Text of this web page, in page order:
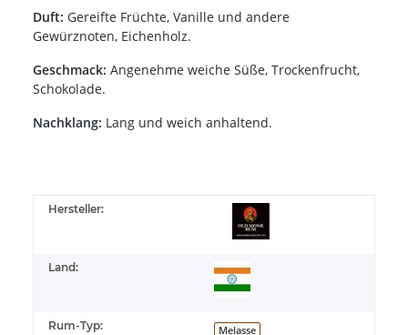
Duft: Gereifte Früchte, Vanille und andere
Gewürznoten, Eichenholz.
Geschmack: Angenehme weiche Süße, Trockenfrucht,
Schokolade.
Nachklang: Lang und weich anhaltend.
Hersteller:
Land:
Rum-Typ: Melasse